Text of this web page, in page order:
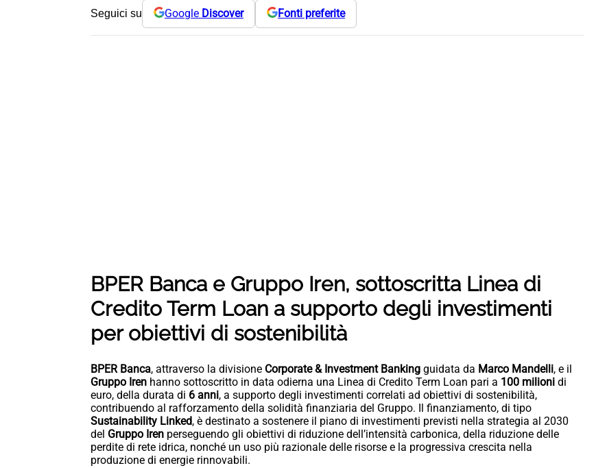
Seguici su Google Discover Fonti preferite
BPER Banca e Gruppo Iren, sottoscritta Linea di
Credito Term Loan a supporto degli investimenti
per obiettivi di sostenibilità
BPER Banca, attraverso la divisione Corporate & Investment Banking guidata da Marco Mandelli, e il
Gruppo Iren hanno sottoscritto in data odierna una Linea di Credito Term Loan pari a 100 milioni di
euro, della durata di 6 anni, a supporto degli investimenti correlati ad obiettivi di sostenibilità,
contribuendo al rafforzamento della solidità finanziaria del Gruppo. Il finanziamento, di tipo
Sustainability Linked, è destinato a sostenere il piano di investimenti previsti nella strategia al 2030
del Gruppo Iren perseguendo gli obiettivi di riduzione dell’intensità carbonica, della riduzione delle
perdite di rete idrica, nonché un uso più razionale delle risorse e la progressiva crescita nella
produzione di energie rinnovabili.